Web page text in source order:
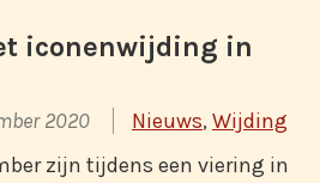
iconenwijding in
2020 Nieuws,Wijding
zijn tijdens een viering in